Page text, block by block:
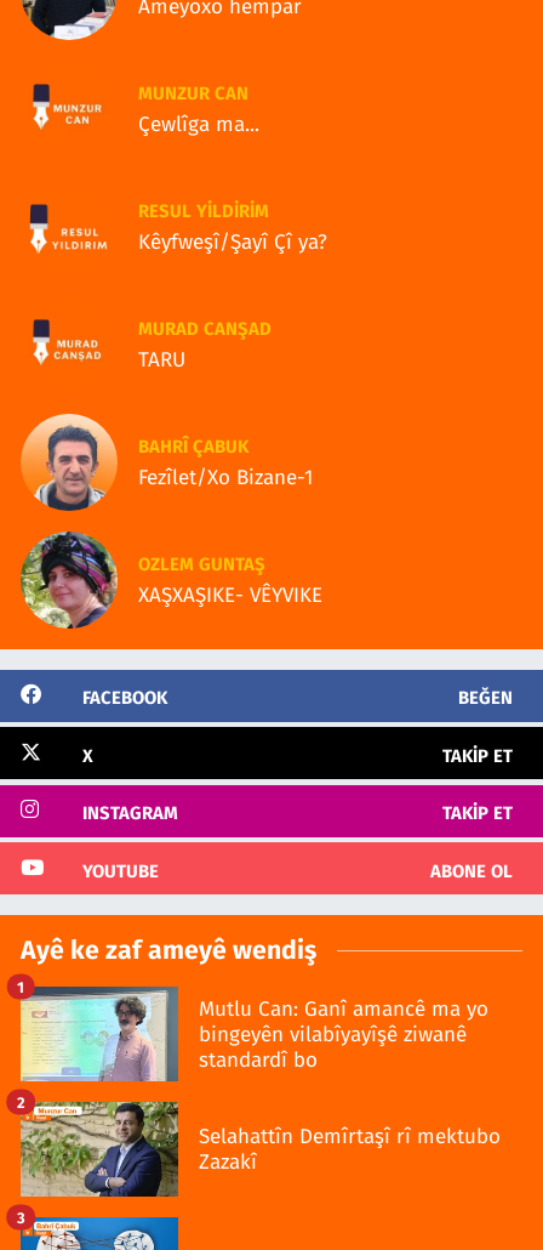
Ameyoxo hempar
MUNZUR CAN
Çewlîga ma...
RESUL YILDIRIM
Kêyfweşî/Şayî Çî ya?
MURAD CANŞAD
TARU
BAHRÎ ÇABUK
Fezîlet/Xo Bizane-1
OZLEM GUNTAŞ
XAŞXAŞIKE- VÊYVIKE
FACEBOOK BEĞEN
X TAKIP ET
INSTAGRAM TAKIP ET
YOUTUBE ABONE OL
Ayê ke zaf ameyê wendiş
Mutlu Can: Ganî amancê ma yo
bingeyên vilabîyayîşê ziwanê
standardî bo
1
Selahattîn Demîrtaşî rî mektubo
Zazakî
2
3